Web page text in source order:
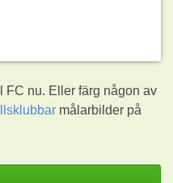
FC nu. Eller färg någon av
målarbilder på